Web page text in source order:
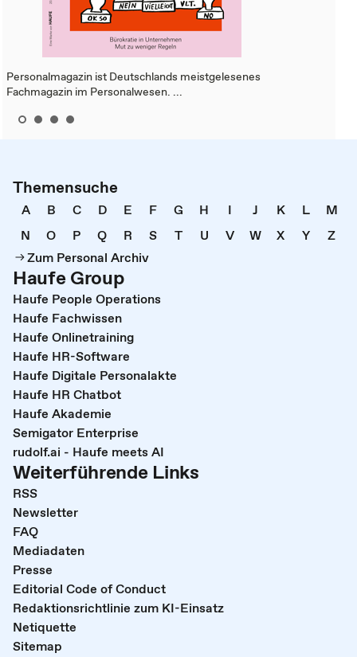
Personalmagazin ist Deutschlands meistgelesenes
Fachmagazin im Personalwesen. ...
Themensuche
A B C D E F G H I J K L
M
N
O P Q R S T U V W X Y
Z
Zum Personal Archiv
Haufe Group
Haufe People Operations
Haufe Fachwissen
Haufe Onlinetraining
Haufe HR-Software
Haufe Digitale Personalakte
Haufe HR Chatbot
Haufe Akademie
Semigator Enterprise
rudolf.ai - Haufe meets AI
Weiterführende Links
RSS
Newsletter
FAQ
Mediadaten
Presse
Editorial Code of Conduct
Redaktionsrichtlinie zum KI-Einsatz
Netiquette
Sitemap